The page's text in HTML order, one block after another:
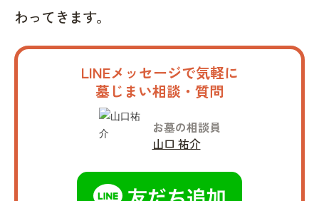
わってきます。
LINEメッセージで気軽に
墓じまい相談・質問
お墓の相談員
山口 祐介